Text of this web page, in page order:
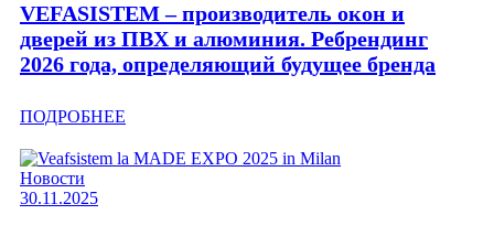
VEFASISTEM – производитель окон и
дверей из ПВХ и алюминия. Ребрендинг
2026 года, определяющий будущее бренда
ПОДРОБНЕЕ
Новости
30.11.2025